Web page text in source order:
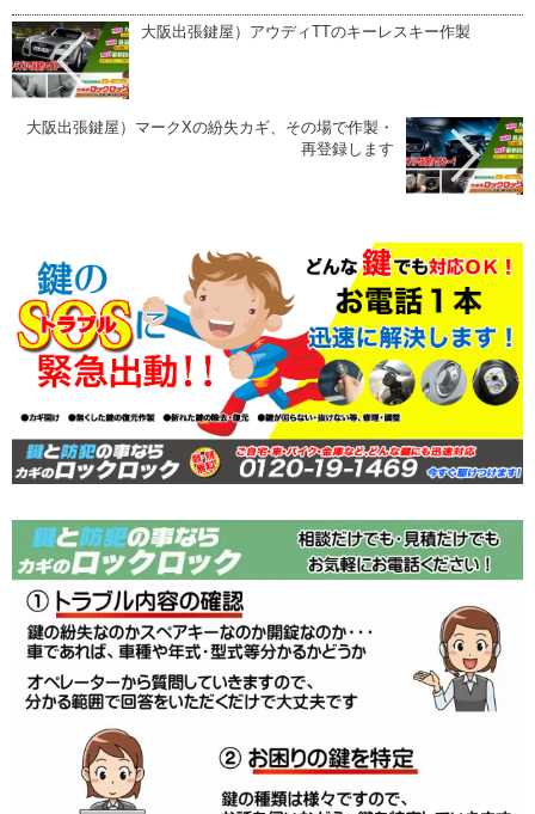
大阪出張鍵屋）アウディTTのキーレスキー作製
大阪出張鍵屋）マークXの紛失カギ、その場で作製・
再登録します